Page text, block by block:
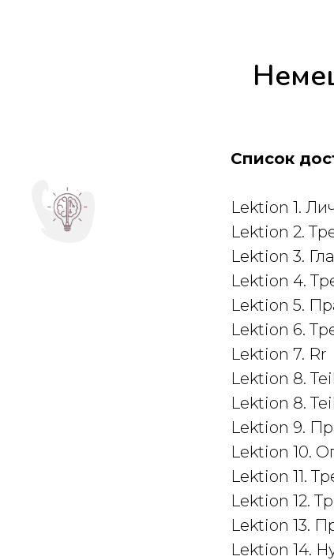
Список
Lektion 1.
Lektion 2.
Lektion 3.
Lektion 4.
Lektion 5.
Lektion 6.
Lektion 7. Rr
Lektion 8.
Lektion 8.
Lektion 9.
Lektion 10.
Lektion 11.
Lektion 12.
Lektion 13.
Lektion 14.